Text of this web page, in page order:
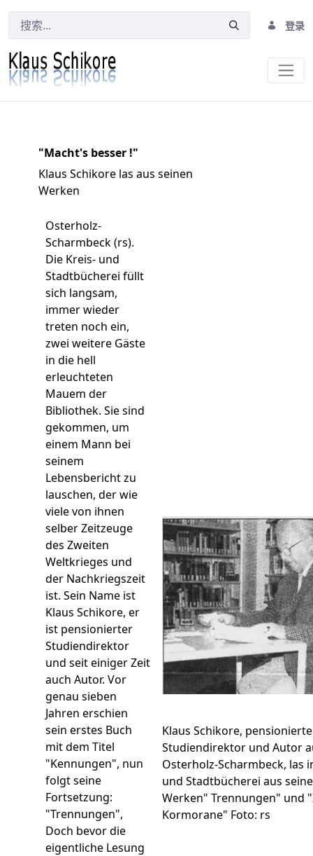
登录
"Macht's besser !"
Klaus Schikore las aus seinen
Werken
Osterholz-
Scharmbeck (rs).
Die Kreis- und
Stadtbücherei füllt
sich langsam,
immer wieder
treten noch ein,
zwei weitere Gäste
in die hell
erleuchteten
Mauem der
Bibliothek. Sie sind
gekommen, um
einem Mann bei
seinem
Lebensbericht zu
lauschen, der wie
viele von ihnen
selber Zeitzeuge
des Zweiten
Weltkrieges und
der Nachkriegszeit
ist. Sein Name ist
Klaus Schikore, er
ist pensionierter
Studiendirektor
und seit einiger Zeit
auch Autor. Vor
genau sieben
Jahren erschien
sein erstes Buch
mit dem Titel
"Kennungen", nun
folgt seine
Fortsetzung:
"Trennungen",
Doch bevor die
eigentliche Lesung
Klaus Schikore,
Studiendirektor und Autor
Osterholz-Scharmbeck, las
und Stadtbücherei aus
Werken" Trennungen" und
Kormorane" Foto: rs